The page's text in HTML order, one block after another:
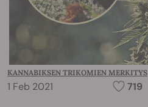
KANNABIKSEN TRIKOMIEN MERKITYS
1 Feb 2021 719